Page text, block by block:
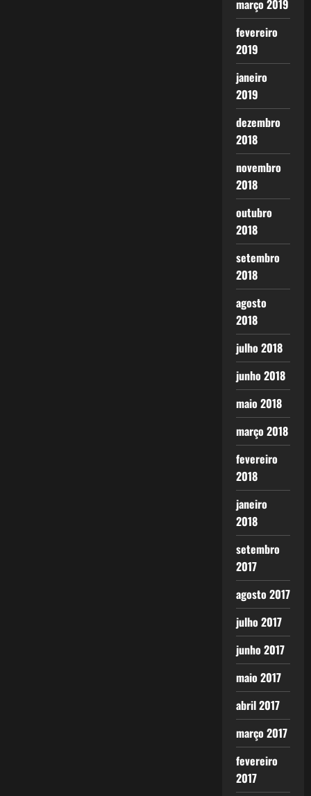
março 2019
fevereiro
2019
janeiro
2019
dezembro
2018
novembro
2018
outubro
2018
setembro
2018
agosto
2018
julho 2018
junho 2018
maio 2018
março 2018
fevereiro
2018
janeiro
2018
setembro
2017
agosto 2017
julho 2017
junho 2017
maio 2017
abril 2017
março 2017
fevereiro
2017